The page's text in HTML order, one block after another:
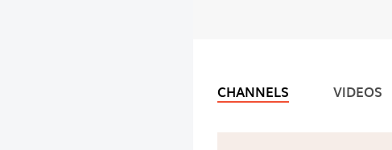
CHANNELS VIDEOS